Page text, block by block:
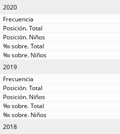
2020
2019
2018